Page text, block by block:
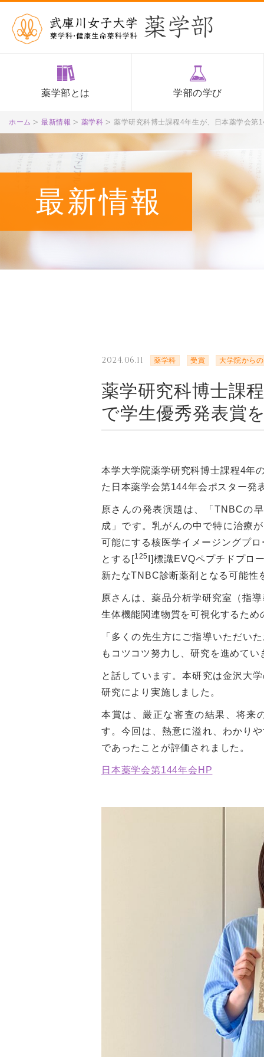
薬学部とは 学部の学び
ホーム 最新情報 薬学科 薬学研究科博士課程4年生が、日本薬学会第
最新情報
2024.06.11 薬学科 受賞 大学院から
薬学研究科博士課
で学生優秀発表賞
本学大学院薬学研究科博士課程4年
た日本薬学会第144年会ポスター発
原さんの発表演題は、「TNBCの
成」です。乳がんの中で特に治療
可能にする核医学イメージングプ
とする[125 I]標識EVQペプチドプロ
新たなTNBC診断薬剤となる可能性
原さんは、薬品分析学研究室（指
生体機能関連物質を可視化するた
「多くの先生方にご指導いただい
もコツコツ努力し、研究を進めてい
と話しています。本研究は金沢大
研究により実施しました。
本賞は、厳正な審査の結果、将来
す。今回は、熱意に溢れ、わかり
であったことが評価されました。
日本薬学会第144年会HP